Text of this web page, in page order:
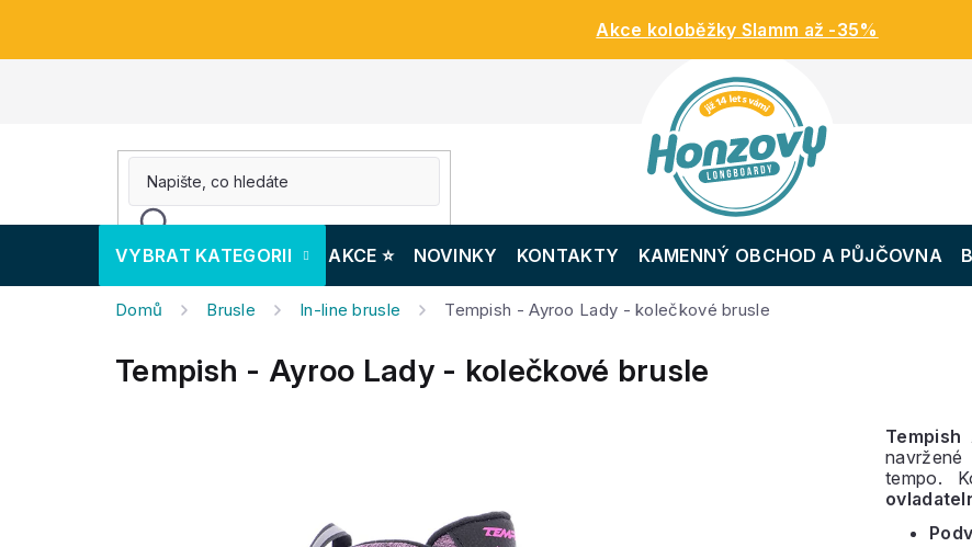
Akce koloběžky Slamm až -35%
VYBRAT KATEGORII AKCE ⭐️ NOVINKY KONTAKTY KAMENNÝ OBCHOD A PŮJČOVNA
Domů Brusle In-line brusle Tempish - Ayroo Lady - kolečkové brusle
Tempish - Ayroo Lady - kolečkové brusle
Tempish
tempo.